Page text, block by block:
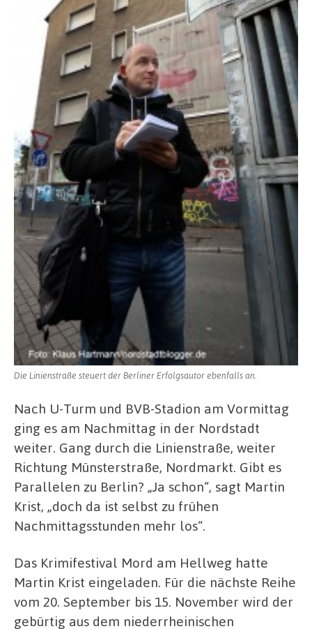
Die Linienstraße steuert der Berliner Erfolgsautor ebenfalls an.
Nach U-Turm und BVB-Stadion am Vormittag
ging es am Nachmittag in der Nordstadt
weiter. Gang durch die Linienstraße, weiter
Richtung Münsterstraße, Nordmarkt. Gibt es
Parallelen zu Berlin? „Ja schon“, sagt Martin
Krist, „doch da ist selbst zu frühen
Nachmittagsstunden mehr los“.
Das Krimifestival Mord am Hellweg hatte
Martin Krist eingeladen. Für die nächste Reihe
vom 20. September bis 15. November wird der
gebürtig aus dem niederrheinischen